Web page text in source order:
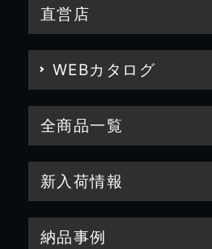
直営店
WEBカタログ
全商品一覧
新入荷情報
納品事例